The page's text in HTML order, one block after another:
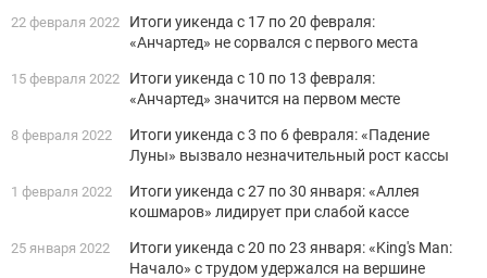
22 февраля 2022
Итоги уикенда с 17 по 20 февраля:
«Анчартед» не сорвался с первого места
15 февраля 2022
Итоги уикенда с 10 по 13 февраля:
«Анчартед» значится на первом месте
8 февраля 2022
Итоги уикенда с 3 по 6 февраля: «Падение
Луны» вызвало незначительный рост кассы
1 февраля 2022
Итоги уикенда с 27 по 30 января: «Аллея
кошмаров» лидирует при слабой кассе
25 января 2022
Итоги уикенда с 20 по 23 января: «King's Man:
Начало» с трудом удержался на вершине